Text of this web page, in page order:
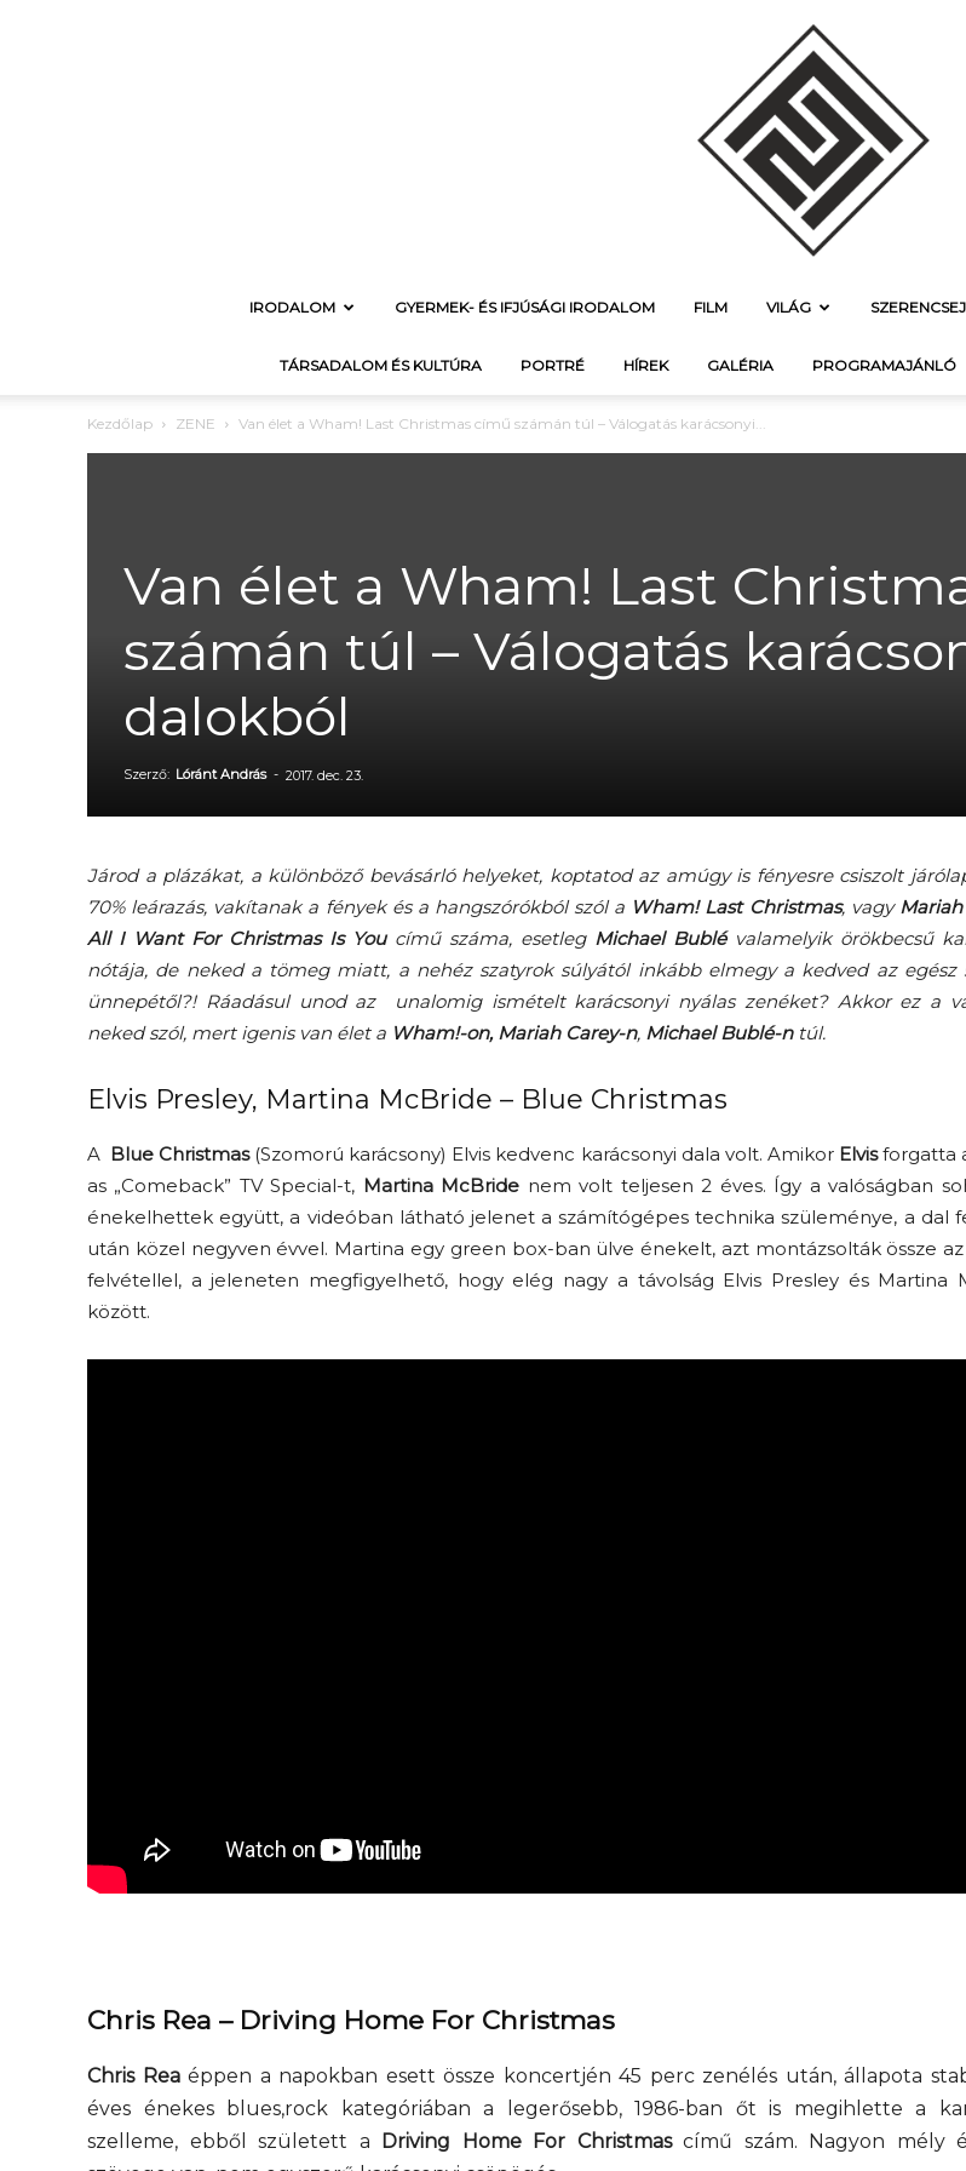
f21.hu
A
IRODALOM GYERMEK- ÉS IFJÚSÁGI IRODALOM FILM VILÁG
TÁRSADALOM ÉS KULTÚRA PORTRÉ HÍREK GALÉRIA PROGRAMAJÁNLÓ
Kezdőlap ZENE Van élet a Wham! Last Christmas című számán túl – Válogatás karácsonyi...
Van élet a Wham! Last
számán túl – Válogatás
dalokból
Szerző: Lóránt András - 2017. dec. 23.
Járod a plázákat, a különböző bevásárló helyeket, koptatod az amúgy is fényesre csiszolt
70% leárazás, vakítanak a fények és a hangszórókból szól a Wham! Last Christmas, vagy
All I Want For Christmas Is Youcímű száma, esetleg Michael Bublévalamelyik örökbecsű
nótája, de neked a tömeg miatt, a nehéz szatyrok súlyától inkább elmegy a kedved az egész
ünnepétől?! Ráadásul unod az unalomig ismételt karácsonyi nyálas zenéket? Akkor ez a
neked szól, mert igenis van élet a Wham!-on, Mariah Carey-n, Michael Bublé-ntúl.
Elvis Presley, Martina McBride – Blue Christmas
A Blue Christmas(Szomorú karácsony) Elvis kedvenc karácsonyi dala volt. Amikor Elvisforgatta
as „Comeback” TV Special-t, Martina McBride nem volt teljesen 2 éves. Így a valóságban
énekelhettek együtt, a videóban látható jelenet a számítógépes technika szüleménye, a dal
után közel negyven évvel. Martina egy green box-ban ülve énekelt, azt montázsolták össze
felvétellel, a jeleneten megfigyelhető, hogy elég nagy a távolság Elvis Presley és Martina
között.
Chris Rea – Driving Home For Christmas
Chris Reaéppen a napokban esett össze koncertjén 45 perc zenélés után, állapota
éves énekes blues,rock kategóriában a legerősebb, 1986-ban őt is megihlette a
szelleme, ebből született a
Driving Home For Christmascímű szám. Nagyon mély